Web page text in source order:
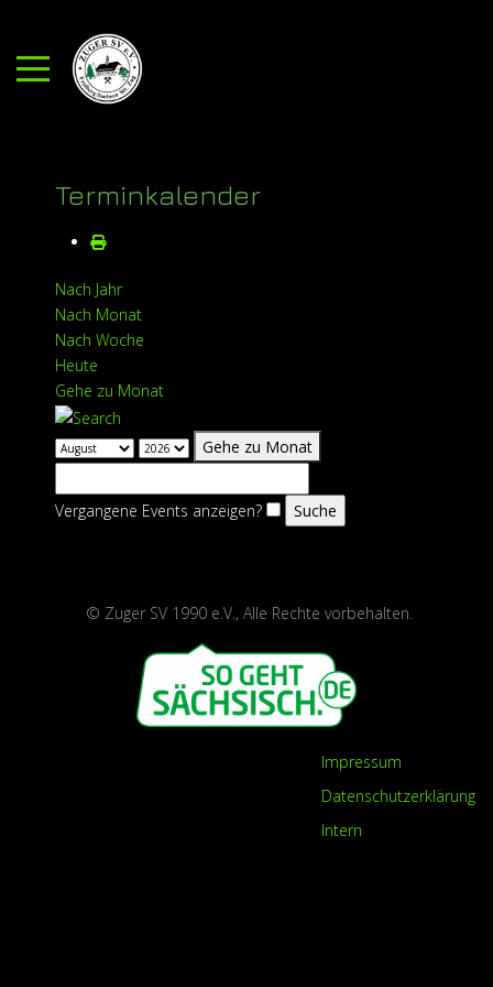
Mobile Menu Toggle
Terminkalender
Nach Jahr
Nach Monat
Nach Woche
Heute
Gehe zu Monat
Gehe zu Monat
Vergangene Events anzeigen?
© Zuger SV 1990 e.V., Alle Rechte vorbehalten.
Impressum
Datenschutzerklärung
Intern